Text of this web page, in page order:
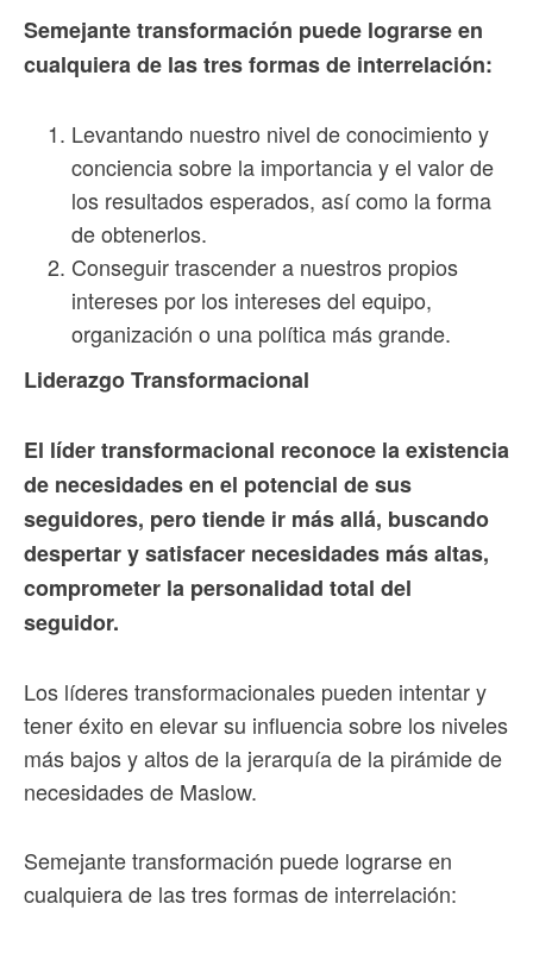
Semejante transformación puede lograrse en
cualquiera de las tres formas de interrelación:
Levantando nuestro nivel de conocimiento y
conciencia sobre la importancia y el valor de
los resultados esperados, así como la forma
de obtenerlos.
Conseguir trascender a nuestros propios
intereses por los intereses del equipo,
organización o una política más grande.
Liderazgo Transformacional
El líder transformacional reconoce la existencia
de necesidades en el potencial de sus
seguidores, pero tiende ir más allá, buscando
despertar y satisfacer necesidades más altas,
comprometer la personalidad total del
seguidor.
Los líderes transformacionales pueden intentar y
tener éxito en elevar su influencia sobre los niveles
más bajos y altos de la jerarquía de la pirámide de
necesidades de Maslow.
Semejante transformación puede lograrse en
cualquiera de las tres formas de interrelación: